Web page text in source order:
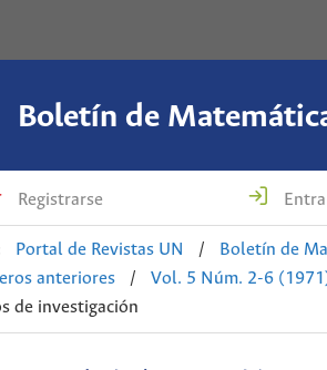
Boletín de
Registrarse
Portal de Revistas UN /
Boletín de
anteriores /
Vol. 5 Núm. 2-6
de investigación